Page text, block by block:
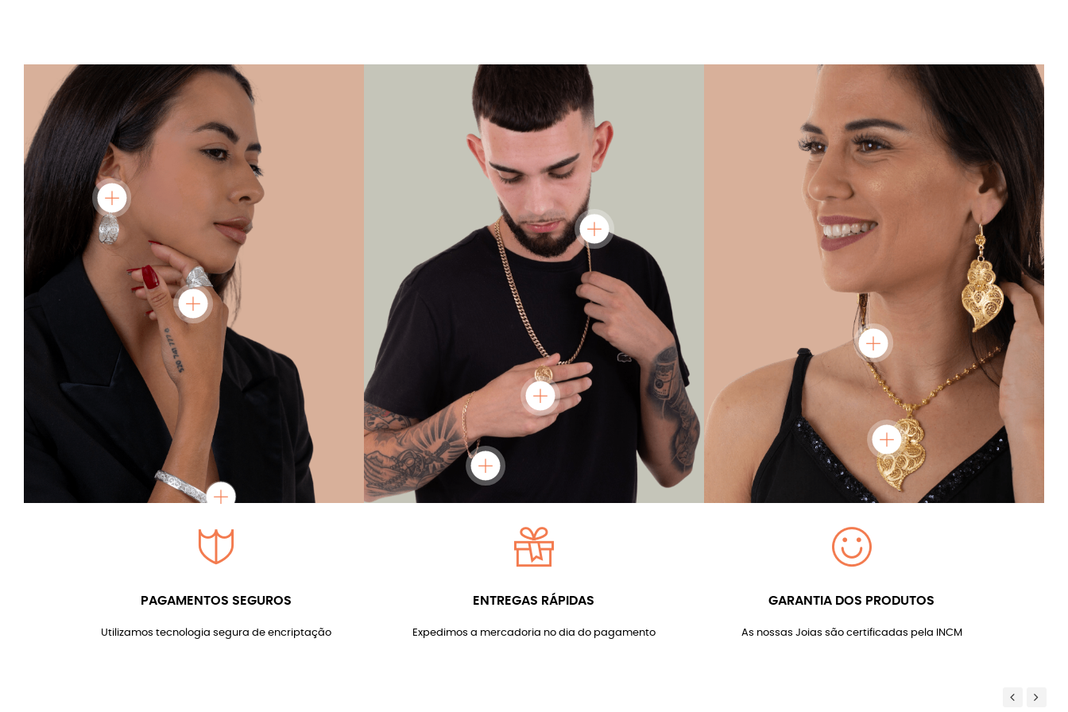
PAGAMENTOS SEGUROS
Utilizamos tecnologia segura de encriptação
ENTREGAS RÁPIDAS
Expedimos a mercadoria no dia do pagamento
GARANTIA DOS PRODUTOS
As nossas Joias são certificadas pela INCM